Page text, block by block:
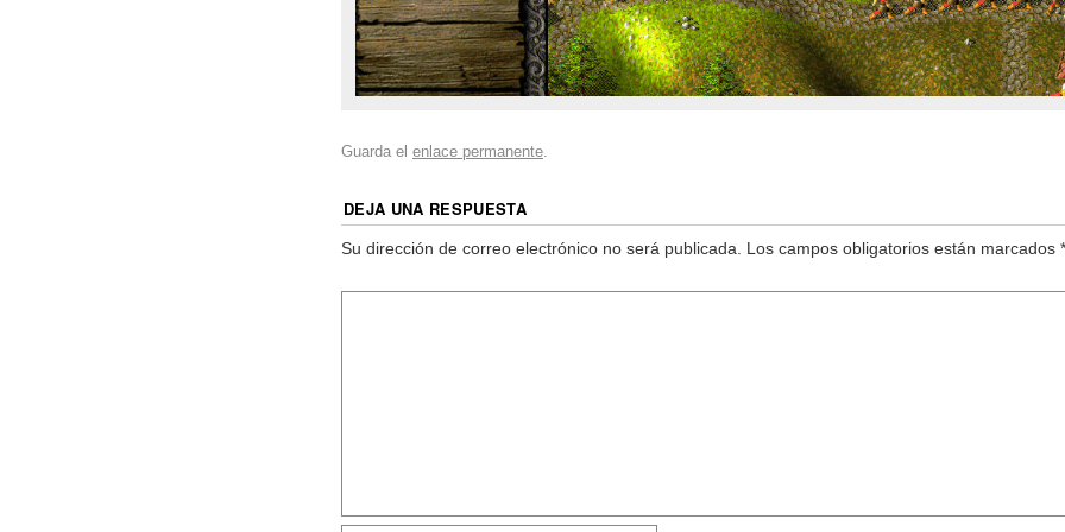
Guarda el enlace permanente.
DEJA UNA RESPUESTA
Su dirección de correo electrónico no será publicada. Los campos obligatorios están marcados *